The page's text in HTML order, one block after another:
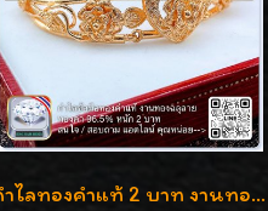
กำไลทองคำแท้ 2 บาท งานทองฉลุลาย ดีไซน์หรูหรา สวยคลาสสิค